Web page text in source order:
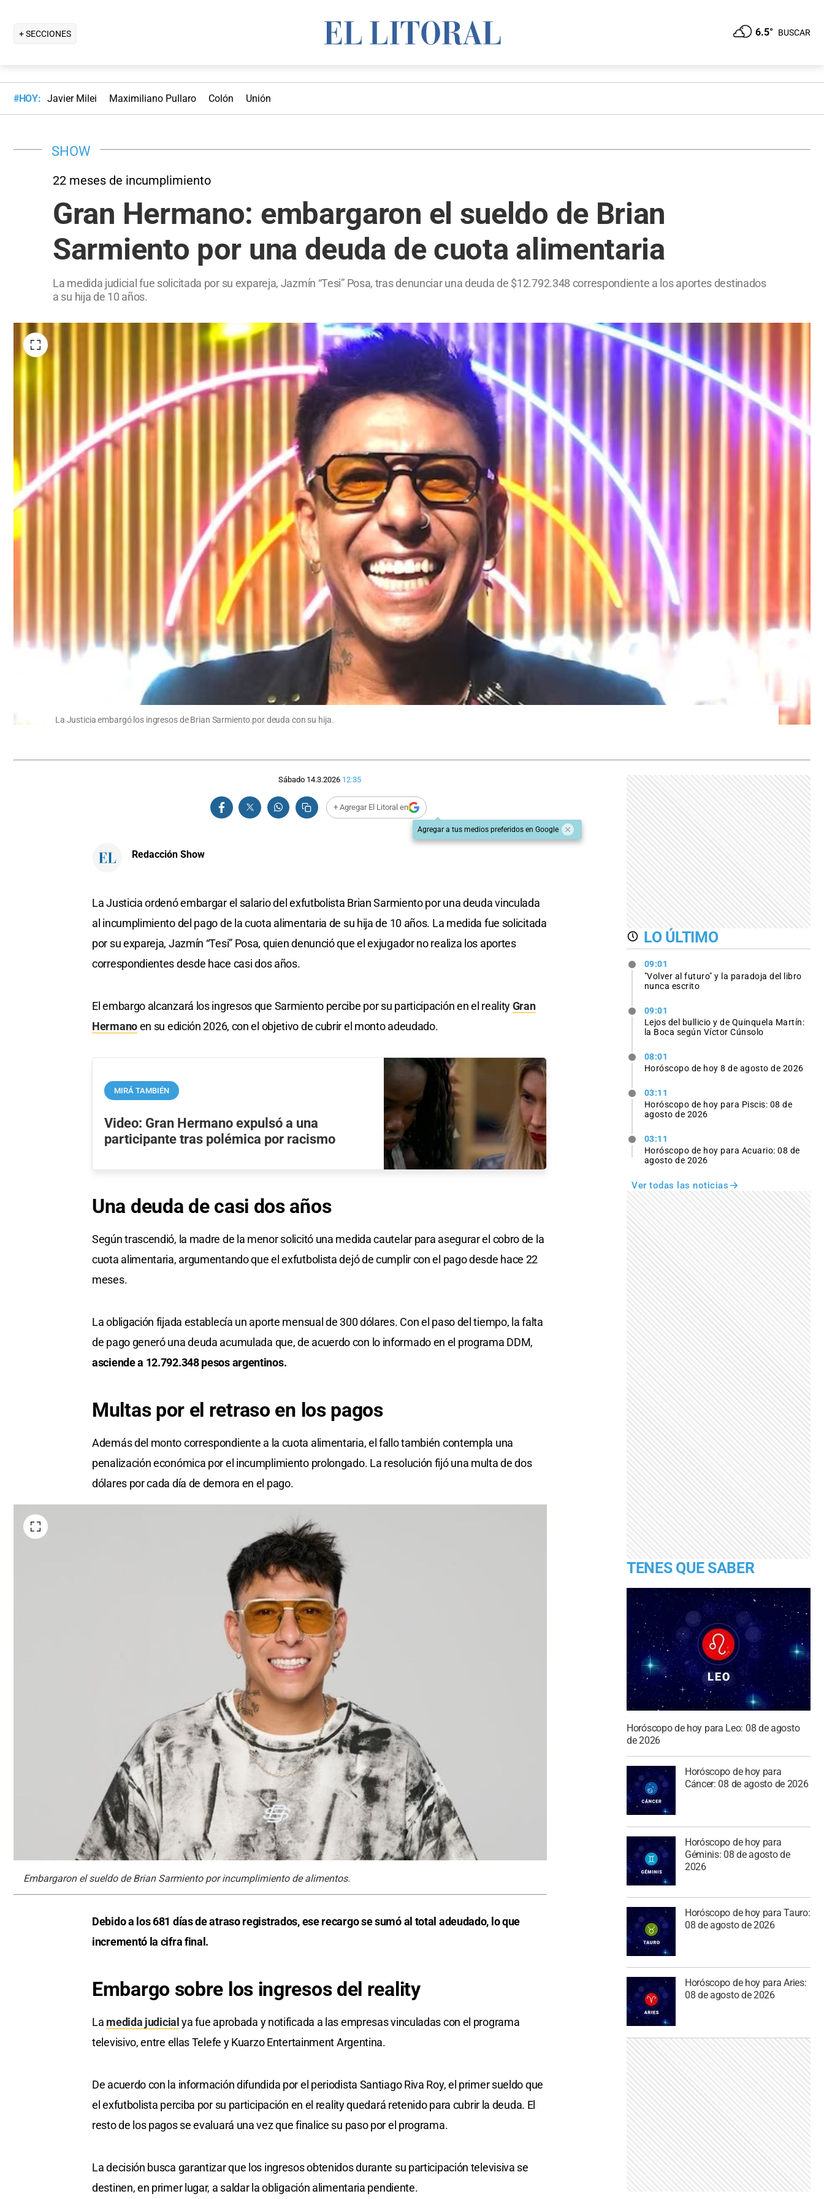
+ SECCIONES 6.5° BUSCAR
#HOY: Javier Milei Maximiliano Pullaro Colón Unión
SHOW
22 meses de incumplimiento
Gran Hermano: embargaron el sueldo de Brian
Sarmiento por una deuda de cuota alimentaria
La medida judicial fue solicitada por su expareja, Jazmín “Tesi” Posa, tras denunciar una deuda de $12.792.348 correspondiente a los aportes destinados
a su hija de 10 años.
La Justicia embargó los ingresos de Brian Sarmiento por deuda con su hija.
Sábado 14.3.2026 12:35
+ Agregar El Litoral en
Agregar a tus medios preferidos en Google
Redacción Show
La Justicia ordenó embargar el salario del exfutbolista Brian Sarmiento por una deuda vinculada
al incumplimiento del pago de la cuota alimentaria de su hija de 10 años. La medida fue solicitada
por su expareja, Jazmín “Tesi” Posa, quien denunció que el exjugador no realiza los aportes
correspondientes desde hace casi dos años.
El embargo alcanzará los ingresos que Sarmiento percibe por su participación en el realityGran
Hermanoen su edición 2026, con el objetivo de cubrir el monto adeudado.
MIRÁ TAMBIÉN
Video: Gran Hermano expulsó a una
participante tras polémica por racismo
Una deuda de casi dos años
Según trascendió, la madre de la menor solicitó una medida cautelar para asegurar el cobro de la
cuota alimentaria, argumentando que el exfutbolista dejó de cumplir con el pago desde hace 22
meses.
La obligación fijada establecía un aporte mensual de 300 dólares. Con el paso del tiempo, la falta
de pago generó una deuda acumulada que, de acuerdo con lo informado en el programa DDM,
asciende a 12.792.348 pesos argentinos.
Multas por el retraso en los pagos
Además del monto correspondiente a la cuota alimentaria, el fallo también contempla una
penalización económica por el incumplimiento prolongado. La resolución fijó una multa de dos
dólares por cada día de demora en el pago.
Embargaron el sueldo de Brian Sarmiento por incumplimiento de alimentos.
Debido a los 681 días de atraso registrados, ese recargo se sumó al total adeudado, lo que
incrementó la cifra final.
Embargo sobre los ingresos del reality
La medida judicial ya fue aprobada y notificada a las empresas vinculadas con el programa
televisivo, entre ellas Telefe y Kuarzo Entertainment Argentina.
De acuerdo con la información difundida por el periodista Santiago Riva Roy, el primer sueldo que
el exfutbolista perciba por su participación en el reality quedará retenido para cubrir la deuda. El
resto de los pagos se evaluará una vez que finalice su paso por el programa.
La decisión busca garantizar que los ingresos obtenidos durante su participación televisiva se
destinen, en primer lugar, a saldar la obligación alimentaria pendiente.
LO ÚLTIMO
09:01
"Volver al futuro" y la paradoja del libro
nunca escrito
09:01
Lejos del bullicio y de Quinquela Martín:
la Boca según Víctor Cúnsolo
08:01
Horóscopo de hoy 8 de agosto de 2026
03:11
Horóscopo de hoy para Piscis: 08 de
agosto de 2026
03:11
Horóscopo de hoy para Acuario: 08 de
agosto de 2026
Ver todas las noticias
TENES QUE SABER
Horóscopo de hoy para Leo: 08 de agosto
de 2026
Horóscopo de hoy para
Cáncer: 08 de agosto de 2026
Horóscopo de hoy para
Géminis: 08 de agosto de
2026
Horóscopo de hoy para Tauro:
08 de agosto de 2026
Horóscopo de hoy para Aries:
08 de agosto de 2026